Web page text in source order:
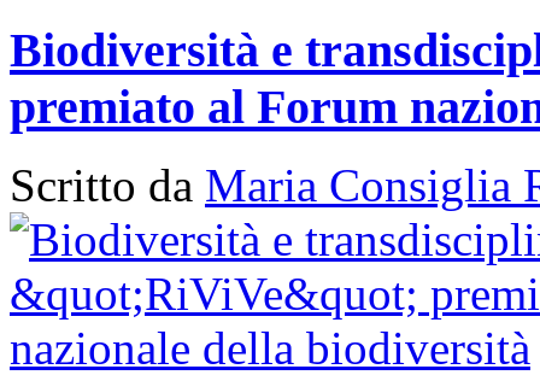
Biodiversità e
premiato al Forum
Scritto da Maria Consiglia